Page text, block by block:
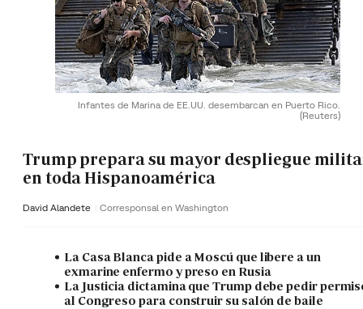
Infantes de Marina de EE.UU. desembarcan en Puerto Rico.
(Reuters)
Trump prepara su mayor despliegue
en toda Hispanoamérica
David Alandete Corresponsal en Washington
La Casa Blanca pide a Moscú que libere a un
exmarine enfermo y preso en Rusia
La Justicia dictamina que Trump debe pedir
al Congreso para construir su salón de baile